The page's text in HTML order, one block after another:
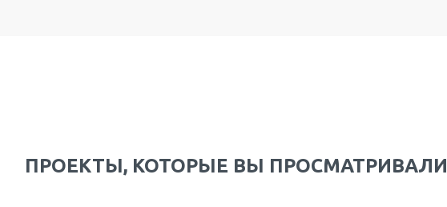
ПРОЕКТЫ, КОТОРЫЕ ВЫ ПРОСМАТРИВАЛИ